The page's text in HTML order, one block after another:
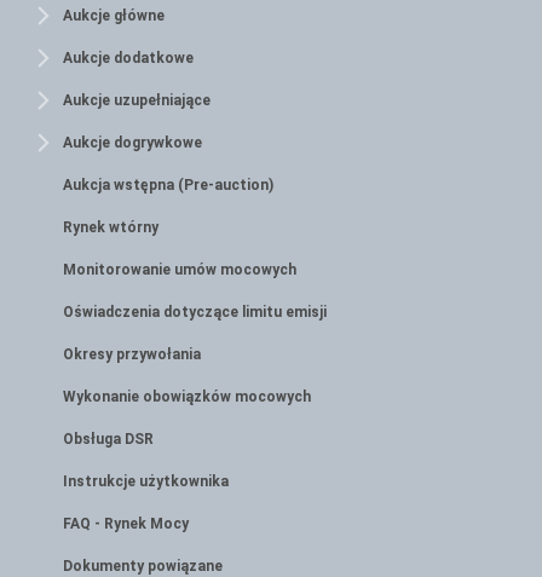
Aukcje główne
Aukcje dodatkowe
Aukcje uzupełniające
Aukcje dogrywkowe
Aukcja wstępna (Pre-auction)
Rynek wtórny
Monitorowanie umów mocowych
Oświadczenia dotyczące limitu emisji
Okresy przywołania
Wykonanie obowiązków mocowych
Obsługa DSR
Instrukcje użytkownika
FAQ - Rynek Mocy
Dokumenty powiązane